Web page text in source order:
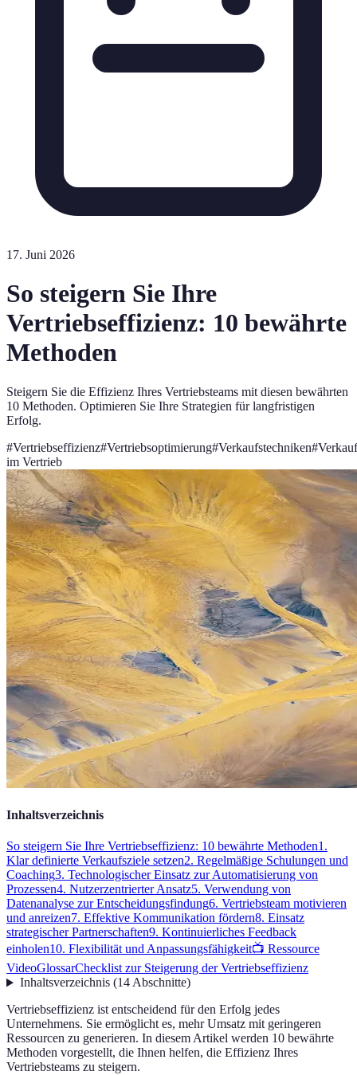
17. Juni 2026
So steigern Sie Ihre
Vertriebseffizienz: 10 bewährte
Methoden
Steigern Sie die Effizienz Ihres Vertriebsteams mit diesen bewährten
10 Methoden. Optimieren Sie Ihre Strategien für langfristigen
Erfolg.
#Vertriebseffizienz#Vertriebsoptimierung#Verkaufstechniken#
im Vertrieb
Inhaltsverzeichnis
So steigern Sie Ihre Vertriebseffizienz: 10 bewährte Methoden1.
Klar definierte Verkaufsziele setzen2. Regelmäßige Schulungen und
Coaching3. Technologischer Einsatz zur Automatisierung von
Prozessen4. Nutzerzentrierter Ansatz5. Verwendung von
Datenanalyse zur Entscheidungsfindung6. Vertriebsteam motivieren
und anreizen7. Effektive Kommunikation fördern8. Einsatz
strategischer Partnerschaften9. Kontinuierliches Feedback
einholen10. Flexibilität und Anpassungsfähigkeit📺 Ressource
VideoGlossarChecklist zur Steigerung der Vertriebseffizienz
Inhaltsverzeichnis(14Abschnitte)
Vertriebseffizienz ist entscheidend für den Erfolg jedes
Unternehmens. Sie ermöglicht es, mehr Umsatz mit geringeren
Ressourcen zu generieren. In diesem Artikel werden 10 bewährte
Methoden vorgestellt, die Ihnen helfen, die Effizienz Ihres
Vertriebsteams zu steigern.